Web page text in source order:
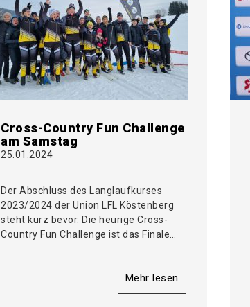
Cross-Country Fun Challenge
am Samstag
25.01.2024
Der Abschluss des Langlaufkurses
2023/2024 der Union LFL Köstenberg
steht kurz bevor. Die heurige Cross-
Country Fun Challenge ist das Finale…
Mehr lesen